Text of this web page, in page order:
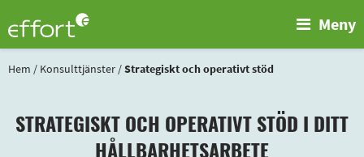
Meny
Hem / Konsulttjänster /Strategiskt och operativt stöd
STRATEGISKT OCH OPERATIVT STÖD I DITT
HÅLLBARHETSARBETE